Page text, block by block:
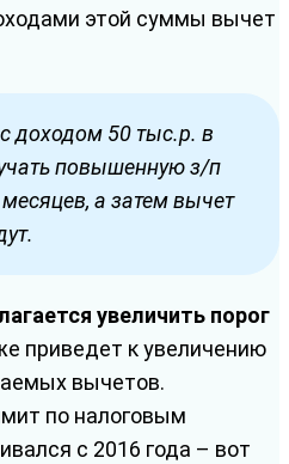
этой суммы вычет
доходом 50 тыс.р. в
повышенную з/п
а затем вычет
увеличить порог
приведет к увеличению
вычетов.
по налоговым
с 2016 года – вот